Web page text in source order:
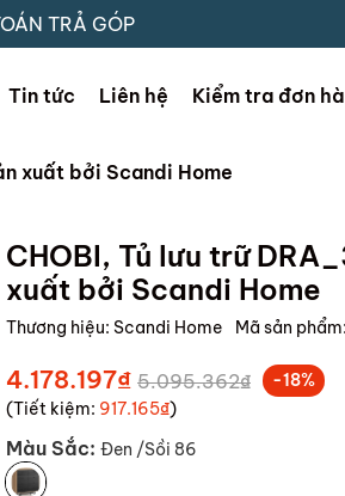
TRẢ GÓP
Tin tức Liên hệ Kiểm tra đơn
xuất bởi Scandi Home
CHOBI, Tủ lưu trữ
xuất bởi Scandi Home
Thương hiệu: Scandi Home Mã sản phẩm:
4.178.197₫ 5.095.362₫
-18%
(Tiết kiệm: 917.165₫)
Màu Sắc: Đen /Sồi 86